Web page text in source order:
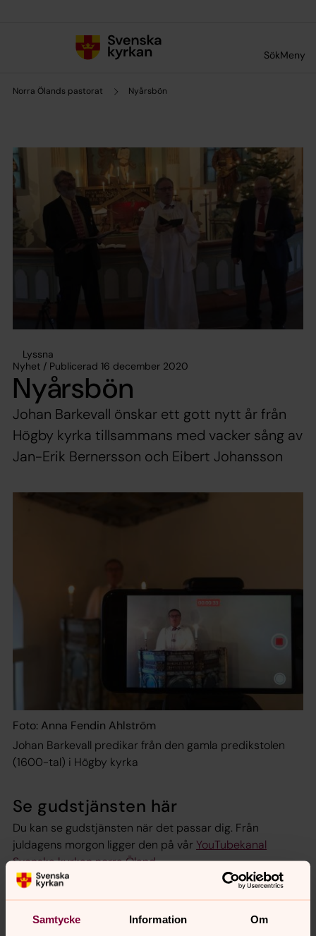
Samtycke Information Om
SökMeny
Norra Ölands pastorat Nyårsbön
Lyssna
Nyhet / Publicerad 16 december 2020
Nyårsbön
Johan Barkevall önskar ett gott nytt år från
Högby kyrka tillsammans med vacker sång av
Jan-Erik Bernersson och Eibert Johansson
Foto: Anna Fendin Ahlström
Johan Barkevall predikar från den gamla predikstolen
(1600-tal) i Högby kyrka
Se gudstjänsten här
Du kan se gudstjänsten när det passar dig. Från
juldagens morgon ligger den på vår YouTubekanal
Svenska kyrkan norra Öland
Medverkande
Johan Barkevall, veniat (Vad är en veniat? Läs mer här